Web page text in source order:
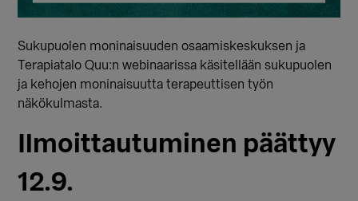
Sukupuolen moninaisuuden osaamiskeskuksen ja
Terapiatalo Quu:n webinaarissa käsitellään sukupuolen
ja kehojen moninaisuutta terapeuttisen työn
näkökulmasta.
Ilmoittautuminen päättyy
12.9.